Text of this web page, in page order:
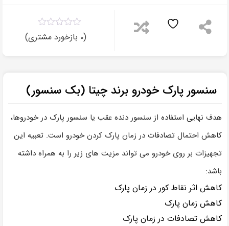
مقایسه
(۰ بازخورد مشتری)
سنسور پارک خودرو برند چیتا (بک سنسور)
هدف نهایی استفاده از سنسور دنده عقب یا سنسور پارک در خودروها،
کاهش احتمال تصادفات در زمان پارک کردن خودرو است. تعبیه این
تجهیزات بر روی خودرو می تواند مزیت های زیر را به همراه داشته
باشد:
کاهش اثر نقاط کور در زمان پارک
کاهش زمان پارک
کاهش تصادفات در زمان پارک